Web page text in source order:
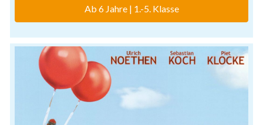
Ab 6 Jahre | 1.-5. Klasse